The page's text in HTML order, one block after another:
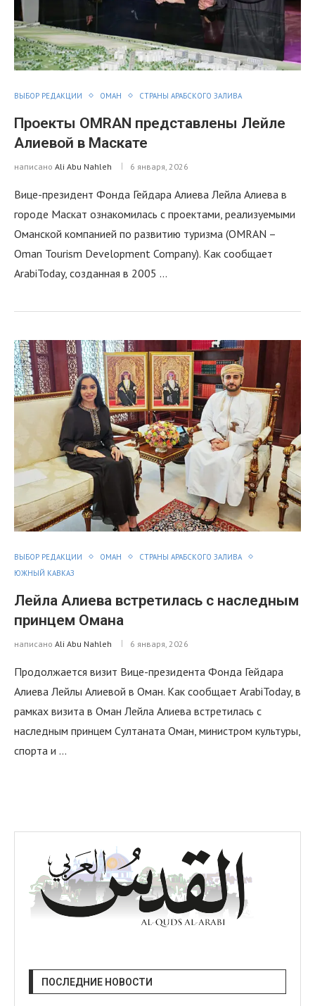
ВЫБОР РЕДАКЦИИ ОМАН СТРАНЫ АРАБСКОГО ЗАЛИВА
Проекты OMRAN представлены Лейле
Алиевой в Маскате
написано Ali Abu Nahleh 6 января, 2026
Вице-президент Фонда Гейдара Алиева Лейла Алиева в
городе Маскат ознакомилась с проектами, реализуемыми
Оманской компанией по развитию туризма (OMRAN –
Oman Tourism Development Company). Как сообщает
ArabiToday, созданная в 2005 …
ВЫБОР РЕДАКЦИИ ОМАН
СТРАНЫ АРАБСКОГО ЗАЛИВА
ЮЖНЫЙ КАВКАЗ
Лейла Алиева встретилась с наследным
принцем Омана
написано Ali Abu Nahleh 6 января, 2026
Продолжается визит Вице-президента Фонда Гейдара
Алиева Лейлы Алиевой в Оман. Как сообщает ArabiToday, в
рамках визита в Оман Лейла Алиева встретилась с
наследным принцем Султаната Оман, министром культуры,
спорта и …
ПОСЛЕДНИЕ НОВОСТИ